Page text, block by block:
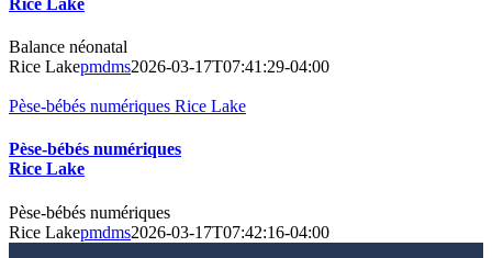
Rice Lake
Balance néonatal
Rice Lakepmdms2026-03-17T07:41:29-04:00
Pèse-bébés numériques Rice Lake
Pèse-bébés numériques
Rice Lake
Pèse-bébés numériques
Rice Lakepmdms2026-03-17T07:42:16-04:00